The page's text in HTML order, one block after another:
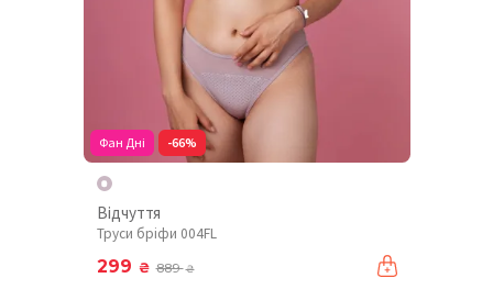
Фан Дні -66%
Відчуття
Труси бріфи 004FL
299 ₴ 889₴